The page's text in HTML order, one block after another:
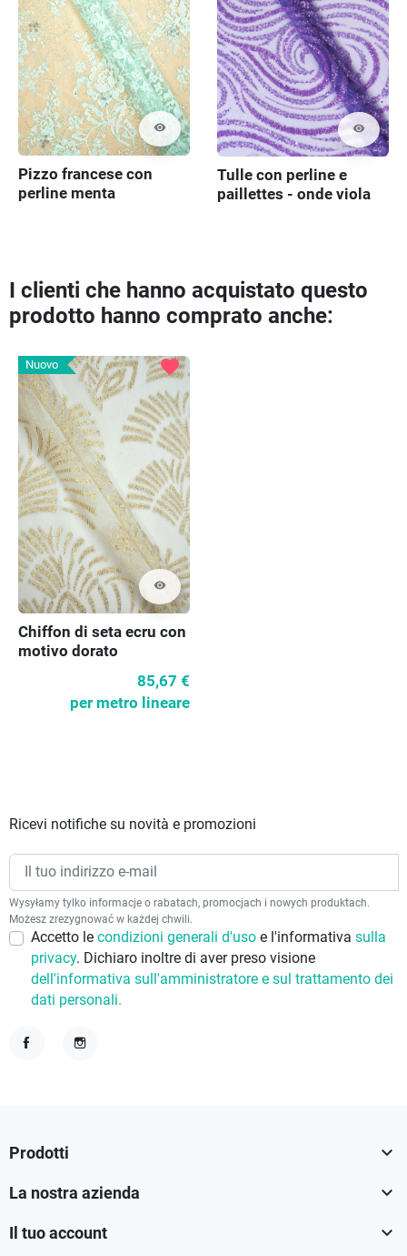
visibility
Pizzo francese con
perline menta
visibility
Tulle con perline e
paillettes - onde viola
I clienti che hanno acquistato questo
prodotto hanno comprato anche:
Nuovo
visibility
favorite
Chiffon di seta ecru con
motivo dorato
85,67 €
per metro lineare
Ricevi notifiche su novità e promozioni
Wysyłamy tylko informacje o rabatach, promocjach i nowych produktach.
Możesz zrezygnować w każdej chwili.
Accetto le condizioni generali d'uso e l'informativa sulla
privacy. Dichiaro inoltre di aver preso visione
dell'informativa sull'amministratore e sul trattamento dei
dati personali.
Prodotti 
La nostra azienda 
Il tuo account 